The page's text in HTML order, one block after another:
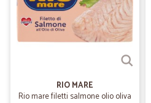
RIO MARE
Rio mare filetti salmone olio oliva